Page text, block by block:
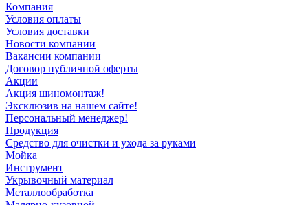
Компания
Условия оплаты
Условия доставки
Новости компании
Вакансии компании
Договор публичной оферты
Акции
Акция шиномонтаж!
Эксклюзив на нашем сайте!
Персональный менеджер!
Продукция
Средство для очистки и ухода за руками
Мойка
Инструмент
Укрывочный материал
Металлообработка